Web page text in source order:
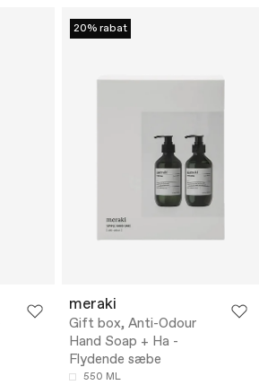
20% rabat
meraki
Gift box, Anti-Odour
Hand Soap + Ha -
Flydende sæbe
550 ML